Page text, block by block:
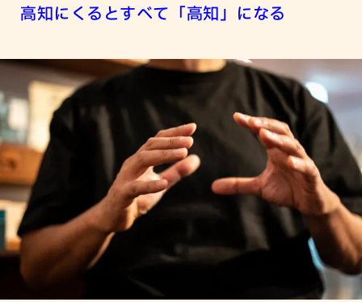
高知にくるとすべて「高知」になる